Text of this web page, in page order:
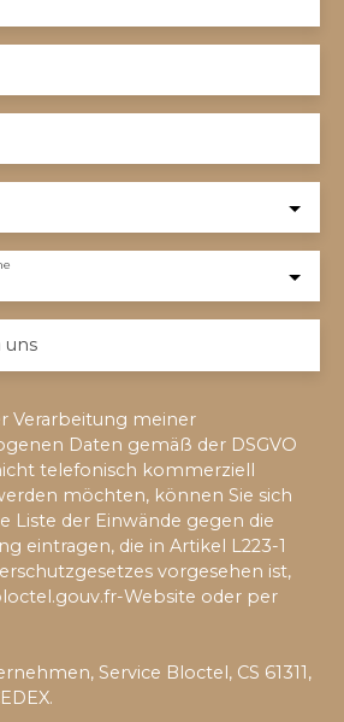
uns
Verarbeitung meiner
Daten gemäß der DSGVO
telefonisch kommerziell
möchten, können Sie sich
Liste der Einwände gegen die
eintragen, die in Artikel L223-1
vorgesehen ist,
Website oder per
Service Bloctel, CS 61311,